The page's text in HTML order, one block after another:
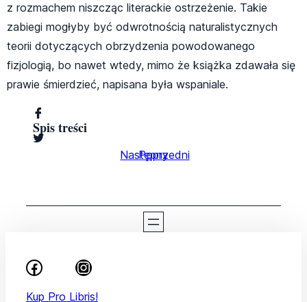
z rozmachem niszcząc literackie ostrzeżenie. Takie
zabiegi mogłyby być odwrotnością naturalistycznych
teorii dotyczących obrzydzenia powodowanego
fizjologią, bo nawet wtedy, mimo że książka zdawała się
prawie śmierdzieć, napisana była wspaniale.
Spis treści
Poprzedni
Następny
Kup Pro Libris!